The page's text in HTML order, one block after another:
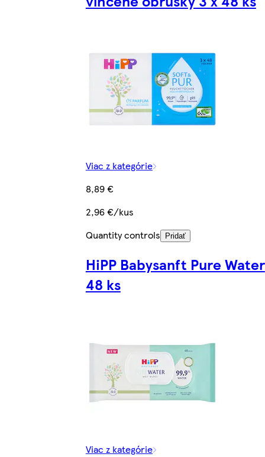
Viac z kategórie
8,89 €
2,96 €/kus
Quantity controls
Pridať
HiPP Babysanft Pure Water
48 ks
Viac z kategórie